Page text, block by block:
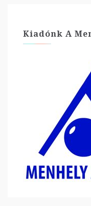
Kiadónk A